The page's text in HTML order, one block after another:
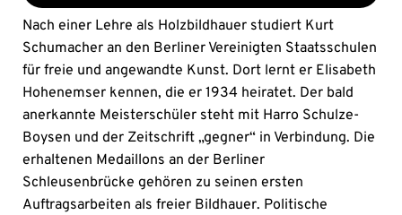
Nach einer Lehre als Holzbildhauer studiert Kurt
Schumacher an den Berliner Vereinigten Staatsschulen
für freie und angewandte Kunst. Dort lernt er Elisabeth
Hohenemser kennen, die er 1934 heiratet. Der bald
anerkannte Meisterschüler steht mit Harro Schulze-
Boysen und der Zeitschrift „gegner“ in Verbindung. Die
erhaltenen Medaillons an der Berliner
Schleusenbrücke gehören zu seinen ersten
Auftragsarbeiten als freier Bildhauer. Politische